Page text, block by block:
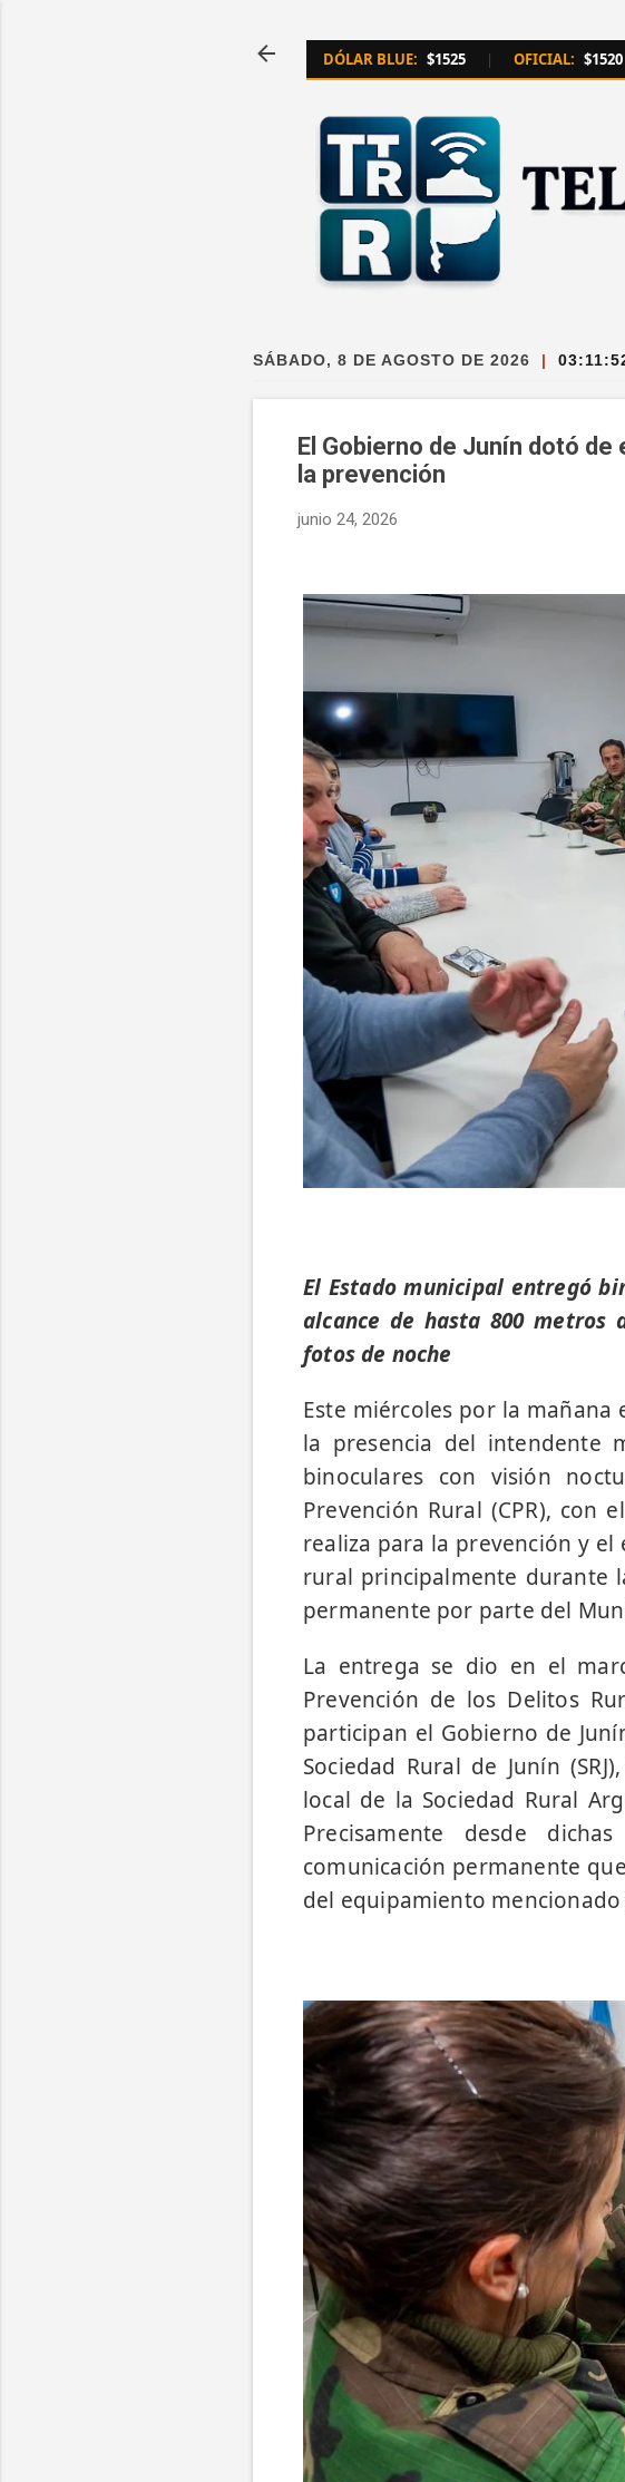
DÓLAR BLUE: $1525 | OFICIAL: $1520
SÁBADO, 8 DE AGOSTO DE 2026 |
El Gobierno de Junín dotó
la prevención
junio 24, 2026
El Estado municipal entregó
alcance de hasta 800
fotos de noche
Este miércoles por la mañana
la presencia del intendente
binoculares con visión
Prevención Rural (CPR),
realiza para la prevención y
rural principalmente durante
permanente por parte del
La entrega se dio en el
Prevención de los Delitos
participan el Gobierno de
Sociedad Rural de Junín
local de la Sociedad Rural
Precisamente desde
comunicación permanente
del equipamiento